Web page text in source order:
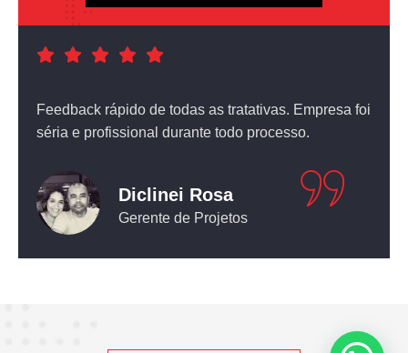
Atendimento nota dez! O equipamento que comprei
não deixou nada a desejar.
Leticia Pediconi
Engenheira Civil